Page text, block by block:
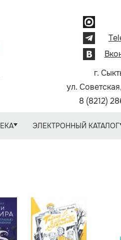
г.
ул.
8 (8212)
ЭЛЕКТРОННЫЙ КАТАЛОГ